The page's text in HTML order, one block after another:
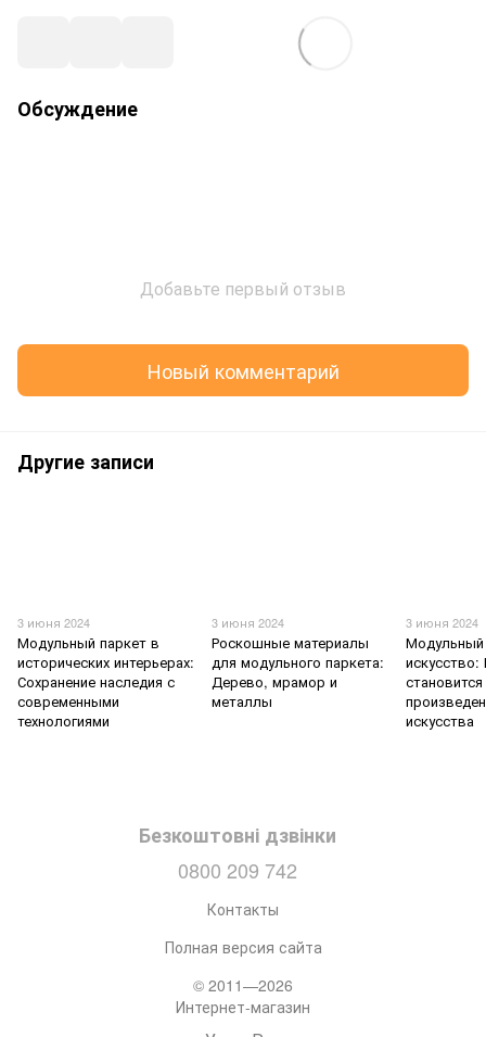
Обсуждение
Добавьте первый отзыв
Новый комментарий
Другие записи
3 июня 2024
Модульный паркет в
исторических интерьерах:
Сохранение наследия с
современными
технологиями
3 июня 2024
Роскошные материалы
для модульного паркета:
Дерево, мрамор и
металлы
3 июня 2024
Модульный
становится
искусства
Безкоштовні дзвінки
0800 209 742
Контакты
Полная версия сайта
© 2011—2026
Интернет-магазин